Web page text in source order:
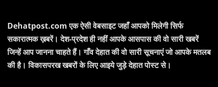
Dehatpost.com एक ऐसी वेबसाइट जहाँ आपको मिलेगी सिर्फ
सकारात्मक ख़बरें। देश-प्रदेश ही नहीं आपके आसपास की वो सारी खबरें
जिन्हें आप जानना चाहते हैं। गाँव देहात की वो सारी सूचनाएं जो आपके मतलब
की है। विकासपरख खबरों के लिए आइये जुड़े देहात पोस्ट से।